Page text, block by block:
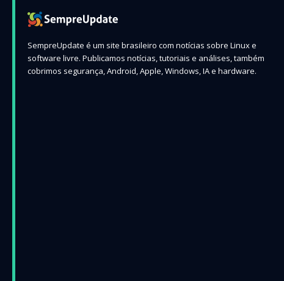
SempreUpdate é um site brasileiro com notícias sobre Linux e
software livre. Publicamos notícias, tutoriais e análises, também
cobrimos segurança, Android, Apple, Windows, IA e hardware.